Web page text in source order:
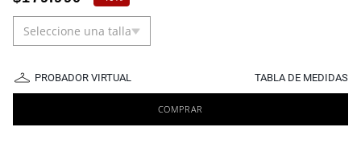
Seleccione una talla
PROBADOR VIRTUAL TABLA DE MEDIDAS
COMPRAR